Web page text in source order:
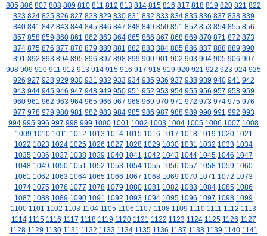
805 806 807 808 809 810 811 812 813 814 815 816 817 818 819 820 821 822
823 824 825 826 827 828 829 830 831 832 833 834 835 836 837 838 839
840 841 842 843 844 845 846 847 848 849 850 851 852 853 854 855 856
857 858 859 860 861 862 863 864 865 866 867 868 869 870 871 872 873
874 875 876 877 878 879 880 881 882 883 884 885 886 887 888 889 890
891 892 893 894 895 896 897 898 899 900 901 902 903 904 905 906 907
908 909 910 911 912 913 914 915 916 917 918 919 920 921 922 923 924 925
926 927 928 929 930 931 932 933 934 935 936 937 938 939 940 941 942
943 944 945 946 947 948 949 950 951 952 953 954 955 956 957 958 959
960 961 962 963 964 965 966 967 968 969 970 971 972 973 974 975 976
977 978 979 980 981 982 983 984 985 986 987 988 989 990 991 992 993
994 995 996 997 998 999 1000 1001 1002 1003 1004 1005 1006 1007 1008
1009 1010 1011 1012 1013 1014 1015 1016 1017 1018 1019 1020 1021
1022 1023 1024 1025 1026 1027 1028 1029 1030 1031 1032 1033 1034
1035 1036 1037 1038 1039 1040 1041 1042 1043 1044 1045 1046 1047
1048 1049 1050 1051 1052 1053 1054 1055 1056 1057 1058 1059 1060
1061 1062 1063 1064 1065 1066 1067 1068 1069 1070 1071 1072 1073
1074 1075 1076 1077 1078 1079 1080 1081 1082 1083 1084 1085 1086
1087 1088 1089 1090 1091 1092 1093 1094 1095 1096 1097 1098 1099
1100 1101 1102 1103 1104 1105 1106 1107 1108 1109 1110 1111 1112 1113
1114 1115 1116 1117 1118 1119 1120 1121 1122 1123 1124 1125 1126 1127
1128 1129 1130 1131 1132 1133 1134 1135 1136 1137 1138 1139 1140 1141